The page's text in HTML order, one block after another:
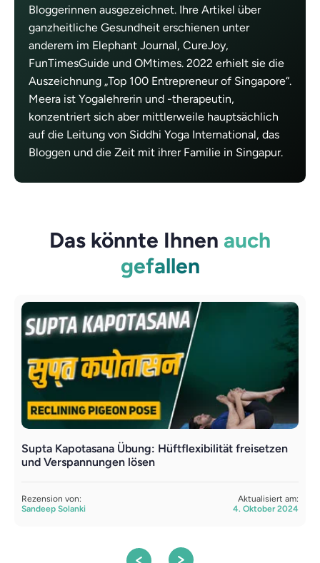
Bloggerinnen ausgezeichnet. Ihre Artikel über
ganzheitliche Gesundheit erschienen unter
anderem im Elephant Journal, CureJoy,
FunTimesGuide und OMtimes. 2022 erhielt sie die
Auszeichnung „Top 100 Entrepreneur of Singapore“.
Meera ist Yogalehrerin und -therapeutin,
konzentriert sich aber mittlerweile hauptsächlich
auf die Leitung von Siddhi Yoga International, das
Bloggen und die Zeit mit ihrer Familie in Singapur.
Das könnte Ihnen auch
gefallen
Supta Kapotasana Übung: Hüftflexibilität freisetzen
und Verspannungen lösen
Rezension von:
Sandeep Solanki
Aktualisiert am:
4. Oktober 2024